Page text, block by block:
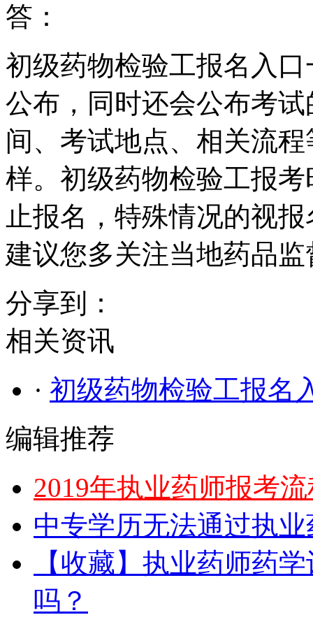
答：
初级药物检验工报名入
公布，同时还会公布考
间、考试地点、相关流
样。初级药物检验工报
止报名，特殊情况的视
建议您多关注当地药品
分享到：
相关资讯
· 初级药物检验工报名
编辑推荐
2019年执业药师报考
中专学历无法通过执
【收藏】执业药师药
吗？